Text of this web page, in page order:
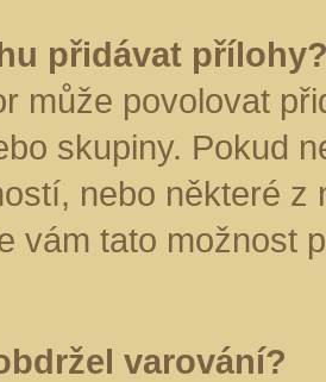
přidávat
může povolovat
skupiny. Pokud
nebo některé z
vám tato možnost
varování?